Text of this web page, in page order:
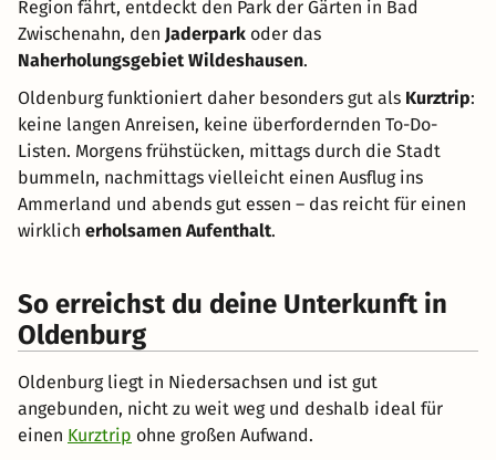
Region fährt, entdeckt den Park der Gärten in Bad
Zwischenahn, den Jaderpark oder das
Naherholungsgebiet Wildeshausen.
Oldenburg funktioniert daher besonders gut als Kurztrip:
keine langen Anreisen, keine überfordernden To-Do-
Listen. Morgens frühstücken, mittags durch die Stadt
bummeln, nachmittags vielleicht einen Ausflug ins
Ammerland und abends gut essen – das reicht für einen
wirklich erholsamen Aufenthalt.
So erreichst du deine Unterkunft in
Oldenburg
Oldenburg liegt in Niedersachsen und ist gut
angebunden, nicht zu weit weg und deshalb ideal für
einen Kurztrip ohne großen Aufwand.